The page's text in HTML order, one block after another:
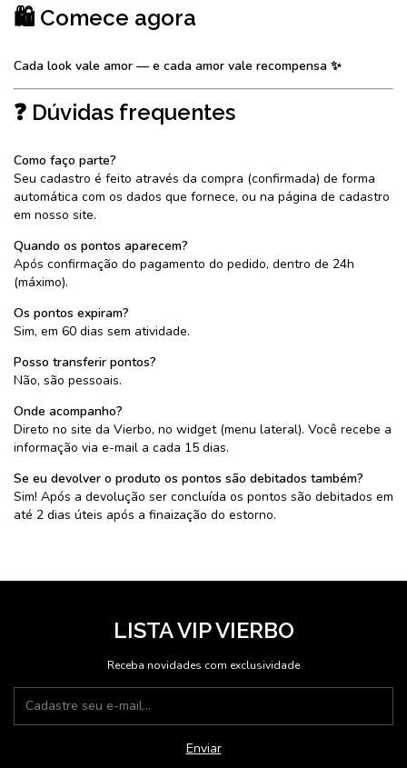
🛍️ Comece agora
Cada look vale amor — e cada amor vale recompensa ✨
❓ Dúvidas frequentes
Como faço parte?
Seu cadastro é feito através da compra (confirmada) de forma
automática com os dados que fornece, ou na página de cadastro
em nosso site.
Quando os pontos aparecem?
Após confirmação do pagamento do pedido, dentro de 24h
(máximo).
Os pontos expiram?
Sim, em 60 dias sem atividade.
Posso transferir pontos?
Não, são pessoais.
Onde acompanho?
Direto no site da Vierbo, no widget (menu lateral). Você recebe a
informação via e-mail a cada 15 dias.
Se eu devolver o produto os pontos são debitados também?
Sim! Após a devolução ser concluída os pontos são debitados em
até 2 dias úteis após a finaização do estorno.
LISTA VIP VIERBO
Receba novidades com exclusividade